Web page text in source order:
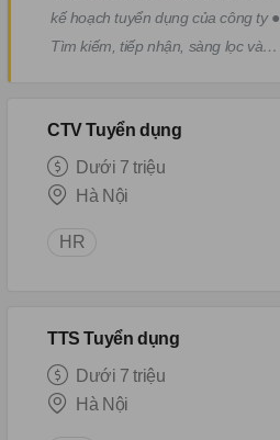
kế hoạch tuyển dụng của công ty ●
Tìm kiếm, tiếp nhận, sàng lọc và
quy trình ứng viên từ nhận CV đến
thông báo kết quả phỏng vấn. ●
Tham gia xây dựng, triển khai, thực
xây dựng thương hiệu tuyển dụng.
cấp trên.
CTV Tuyển dụng
Dưới 7 triệu
Hà Nội
HR
TTS Tuyển dụng
Dưới 7 triệu
Hà Nội